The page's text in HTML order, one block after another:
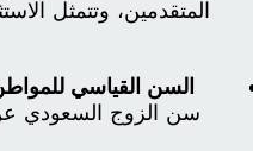
المتقدمين، وتتمثل
السن القياسي
سن الزوج السعودي